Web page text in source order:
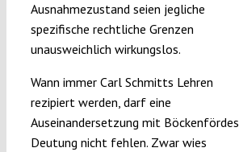
Ausnahmezustand seien jegliche
spezifische rechtliche Grenzen
unausweichlich wirkungslos.
Wann immer Carl Schmitts Lehren
rezipiert werden, darf eine
Auseinandersetzung mit Böckenfördes
Deutung nicht fehlen. Zwar wies